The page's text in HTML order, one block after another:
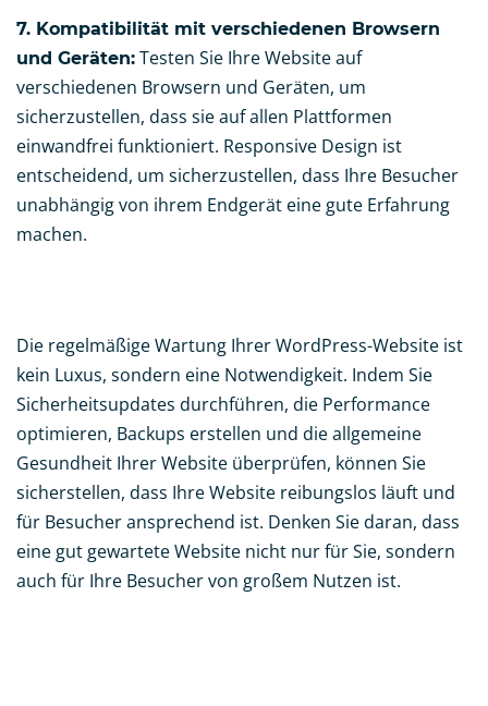
7. Kompatibilität mit verschiedenen Browsern
und Geräten: Testen Sie Ihre Website auf
verschiedenen Browsern und Geräten, um
sicherzustellen, dass sie auf allen Plattformen
einwandfrei funktioniert. Responsive Design ist
entscheidend, um sicherzustellen, dass Ihre Besucher
unabhängig von ihrem Endgerät eine gute Erfahrung
machen.
Die regelmäßige Wartung Ihrer WordPress-Website ist
kein Luxus, sondern eine Notwendigkeit. Indem Sie
Sicherheitsupdates durchführen, die Performance
optimieren, Backups erstellen und die allgemeine
Gesundheit Ihrer Website überprüfen, können Sie
sicherstellen, dass Ihre Website reibungslos läuft und
für Besucher ansprechend ist. Denken Sie daran, dass
eine gut gewartete Website nicht nur für Sie, sondern
auch für Ihre Besucher von großem Nutzen ist.